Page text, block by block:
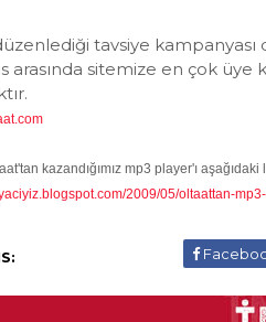
tavsiye kampanyası
arasında sitemize en çok
kazandığımız mp3 player'ı
2009/05/oltaattan-